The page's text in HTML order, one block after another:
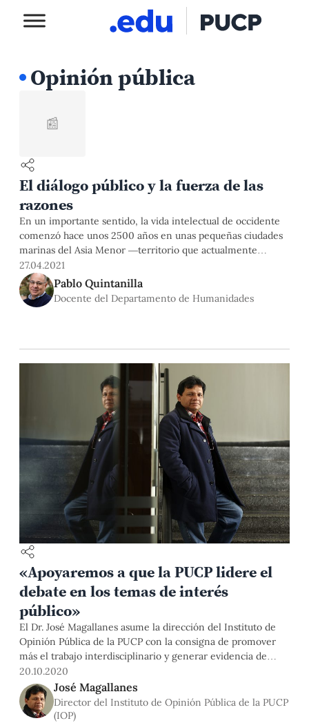
Opinión pública
📰
El diálogo público y la fuerza de las
razones
En un importante sentido, la vida intelectual de occidente
comenzó hace unos 2500 años en unas pequeñas ciudades
marinas del Asia Menor —territorio que actualmente
pertenece a Turquía— cuando en varios grupos de
individuos surgió la idea de que el intercambio de razones
tiene una fuerza que puede llegar a ser igual o incluso
mayor
27.04.2021
Pablo Quintanilla
Docente del Departamento de Humanidades
«Apoyaremos a que la PUCP lidere el
debate en los temas de interés
público»
El Dr. José Magallanes asume la dirección del Instituto de
Opinión Pública de la PUCP con la consigna de promover
más el trabajo interdisciplinario y generar evidencia de
calidad que empodere al ciudadano a través de información
confiable. Asimismo, impulsará que los resultados de las
investigaciones -que priorizarán los temas estructurales
sobre los coyunturales- sean considerados para la toma de
20.10.2020
José Magallanes
Director del Instituto de Opinión Pública de la PUCP
(IOP)